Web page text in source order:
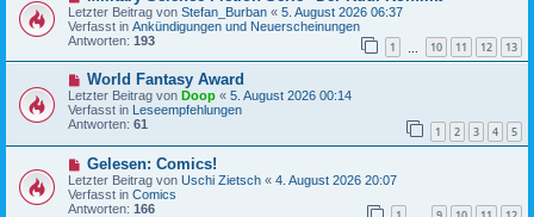
i
t
r
g
e
u
e
r
B
e
i
t
r
g
Letzter Beitrag von Stefan_Burban « 5. August 2026 06:37
Verfasst in Ankündigungen und Neuerscheinungen
Antworten: 193 1 10 11 12 13
N
e
u
e
r
B
e
i
t
r
World Fantasy Award
Letzter Beitrag von Doop « 5. August 2026 00:14
Verfasst in Leseempfehlungen
Antworten: 61 1 2 3 4 5
N
e
u
e
Gelesen: Comics!
Letzter Beitrag von Uschi Zietsch « 4. August 2026 20:07
Verfasst in Comics
Antworten: 166